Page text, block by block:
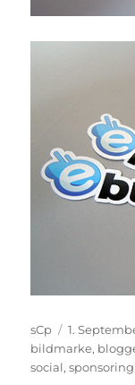
Autor
sCp
am
1.
bildmarke,
social,sponsoring